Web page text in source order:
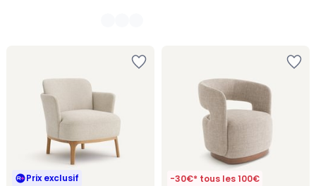
Prix exclusif -30€* tous les 100€